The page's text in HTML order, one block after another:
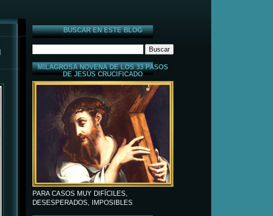
BUSCAR EN ESTE BLOG
MILAGROSA NOVENA DE LOS 33 PASOS
DE JESÚS CRUCIFICADO
PARA CASOS MUY DIFÍCILES,
DESESPERADOS, IMPOSIBLES